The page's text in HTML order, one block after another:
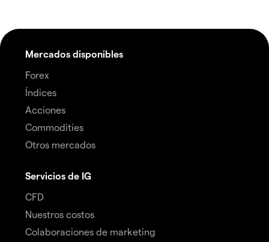
Mercados disponibles
Forex
Índices
Acciones
Commodities
Otros mercados
Servicios de IG
CFD
Nuestros costos
Colaboraciones de marketing